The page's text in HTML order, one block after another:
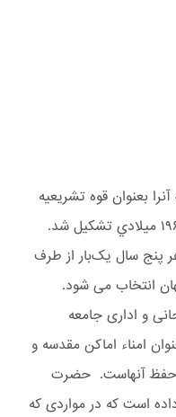
بعنوان قوه تشریعیه
امر بـهائی معین فرمودند در سال ۱۹۶۳ ميلادي تشکیل شد.
پنج سال یک‌بار از طرف
انتخاب می شود.
و اداری جامعه
امناء اماکن مقدسه و
حفظ آنهاست. حضرت
داده است که در مواردی که